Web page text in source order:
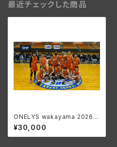
最近チェックした商品
ONELYS wakayama 2026-
27 SEASON ファンクラブ P
LATINUM会員
¥30,000